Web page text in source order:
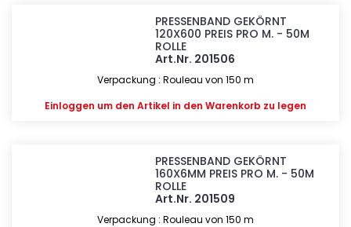
PRESSENBAND GEKÖRNT
120X600 PREIS PRO M. - 50M
ROLLE
Art.Nr. 201506
Verpackung : Rouleau von 150 m
Einloggen um den Artikel in den Warenkorb zu legen
PRESSENBAND GEKÖRNT
160X6MM PREIS PRO M. - 50M
ROLLE
Art.Nr. 201509
Verpackung : Rouleau von 150 m